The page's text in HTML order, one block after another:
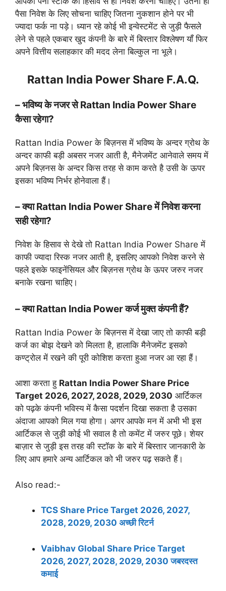
पैसा निवेश के लिए सोचना चाहिए जितना नुकशान होने पर भी
ज्यादा फर्क ना पड़े। ध्यान रहे कोई भी इन्वेस्टमेंट से जुड़ी फैसले
लेने से पहले एकबार खुद कंपनी के बारे में बिस्तार विश्लेषण याँ फिर
अपने वित्तीय सलाहकार की मदद लेना बिल्कुल ना भूले।
Rattan India Power Share F.A.Q.
– भविष्य के नजर से Rattan India Power Share
कैसा रहेगा?
Rattan India Power के बिज़नस में भविष्य के अन्दर ग्रोथ के
अन्दर काफी बड़ी अबसर नजर आती है, मैनेजमेंट आनेवाले समय में
अपने बिज़नस के अन्दर किस तरह से काम करते है उसी के ऊपर
इसका भविष्य निर्भर होनेवाला हैं।
– क्या Rattan India Power Share में निवेश करना
सही रहेगा?
निवेश के हिसाव से देखे तो Rattan India Power Share में
काफी ज्यादा रिस्क नजर आती है, इसलिए आपको निवेश करने से
पहले इसके फाइनेंसियल और बिज़नस ग्रोथ के ऊपर जरुर नजर
बनाके रखना चाहिए।
– क्या Rattan India Power कर्ज मुक्त कंपनी हैं?
Rattan India Power के बिज़नस में देखा जाए तो काफी बड़ी
कर्ज का बोझ देखने को मिलता है, हालाकि मैनेजमेंट इसको
कण्ट्रोल में रखने की पूरी कोशिश करता हुआ नजर आ रहा हैं।
आशा करता हु Rattan India Power Share Price
Target 2026, 2027, 2028, 2029, 2030 आर्टिकल
को पढ़के कंपनी भविस्य में कैसा पदर्शन दिखा सकता है उसका
अंदाजा आपको मिल गया होगा। अगर आपके मन में अभी भी इस
आर्टिकल से जुड़ी कोई भी सवाल है तो कमेंट में जरुर पूछे। शेयर
बाज़ार से जुड़ी इस तरह की स्टॉक के बारे में बिस्तार जानकारी के
लिए आप हमारे अन्य आर्टिकल को भी जरुर पढ़ सकते हैं।
Also read:-
TCS Share Price Target 2026, 2027,
2028, 2029, 2030 अच्छी रिटर्न
Vaibhav Global Share Price Target
2026, 2027, 2028, 2029, 2030 जबरदस्त
कमाई